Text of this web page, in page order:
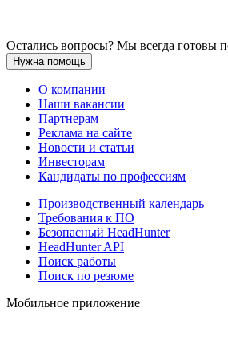
Остались вопросы? Мы всегда готовы
Нужна помощь
О компании
Наши вакансии
Партнерам
Реклама на сайте
Новости и статьи
Инвесторам
Кандидаты по профессиям
Производственный календарь
Требования к ПО
Безопасный HeadHunter
HeadHunter API
Поиск работы
Поиск по резюме
Мобильное приложение